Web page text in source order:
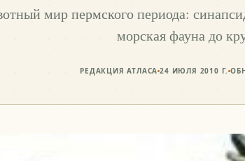
мир пермского периода:
морская фауна до
РЕДАКЦИЯ АТЛАСА 24 ИЮЛЯ 2010 Г.